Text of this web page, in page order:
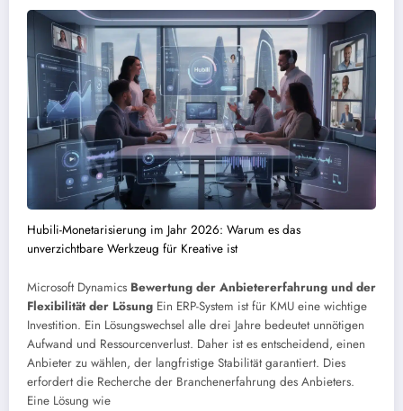
Hubili-Monetarisierung im Jahr 2026: Warum es das
unverzichtbare Werkzeug für Kreative ist
Microsoft Dynamics Bewertung der Anbietererfahrung und der
Flexibilität der Lösung Ein ERP-System ist für KMU eine wichtige
Investition. Ein Lösungswechsel alle drei Jahre bedeutet unnötigen
Aufwand und Ressourcenverlust. Daher ist es entscheidend, einen
Anbieter zu wählen, der langfristige Stabilität garantiert. Dies
erfordert die Recherche der Branchenerfahrung des Anbieters.
Eine Lösung wie